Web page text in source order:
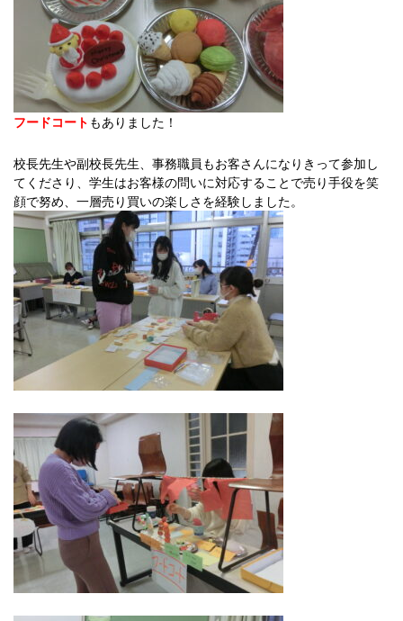
フードコート もありました！
校長先生や副校長先生、事務職員もお客さんになりきって参加し
てくださり、学生はお客様の問いに対応することで売り手役を笑
顔で努め、一層売り買いの楽しさを経験しました。